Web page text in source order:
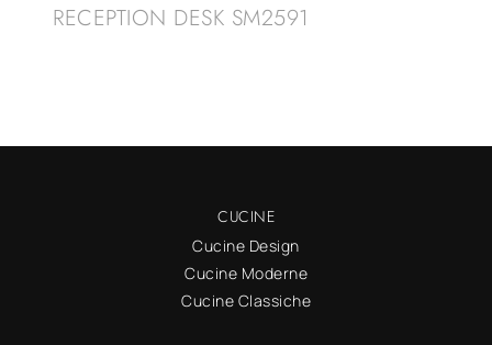
RECEPTION DESK SM2591
CUCINE
Cucine Design
Cucine Moderne
Cucine Classiche